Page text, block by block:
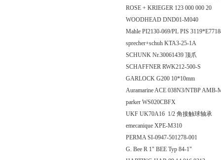
ROSE + KRIEGER 123 000 000 20
WOODHEAD DND01-M040
Mahle PI2130-069/PL PIS
sprecher+schuh KTA3-25-1A
SCHUNK Nr.30061439 顶爪
SCHAFFNER RWK212-500-S
GARLOCK G200 10*10mm
Auramarine ACE 038N3/NTBP
parker WS020CBFX
UKF UK70A16 1/2 角接触球轴承
emecanique XPE-M310
PERMA SI-0947-501278-001
G. Bee R 1" BEE Typ 84-1"